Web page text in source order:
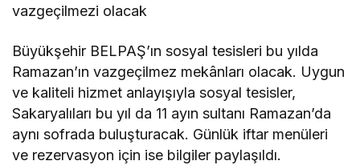
vazgeçilmezi olacak
Büyükşehir BELPAŞ’ın sosyal tesisleri bu yılda
Ramazan’ın vazgeçilmez mekânları olacak. Uygun
ve kaliteli hizmet anlayışıyla sosyal tesisler,
Sakaryalıları bu yıl da 11 ayın sultanı Ramazan’da
aynı sofrada buluşturacak. Günlük iftar menüleri
ve rezervasyon için ise bilgiler paylaşıldı.